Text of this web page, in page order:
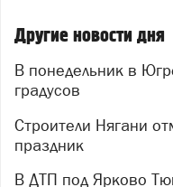
Другие новости дня
В понедельник в Югре ожидается до +23
градусов
Строители Нягани отмечают профессиональный
праздник
В ДТП под Ярково Тюменской области разбилась